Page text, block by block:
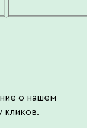
о нашем
кликов.